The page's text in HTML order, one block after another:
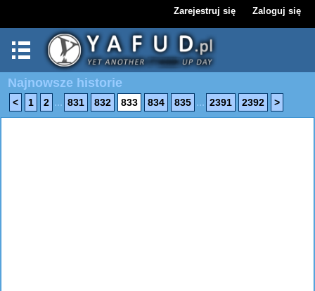
Zarejestruj się Zaloguj się
Najnowsze historie
< 1 2 ... 831 832 833 834 835 ... 2391 2392 >